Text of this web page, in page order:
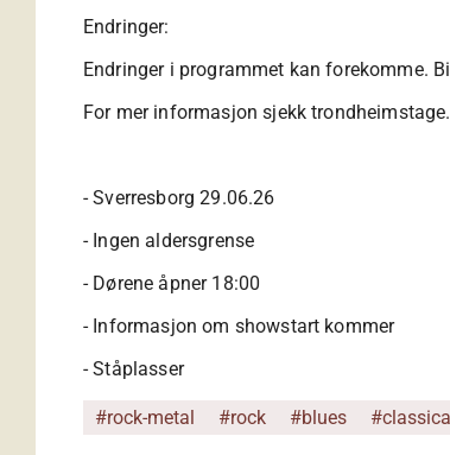
Endringer:
Endringer i programmet kan forekomme.
For mer informasjon sjekk
- Sverresborg 29.06.26
- Ingen aldersgrense
- Dørene åpner 18:00
- Informasjon om showstart kommer
- Ståplasser
#rock-metal #rock #blues